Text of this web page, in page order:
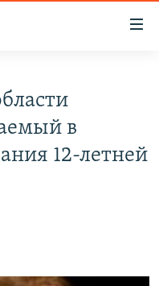
в
12-летней